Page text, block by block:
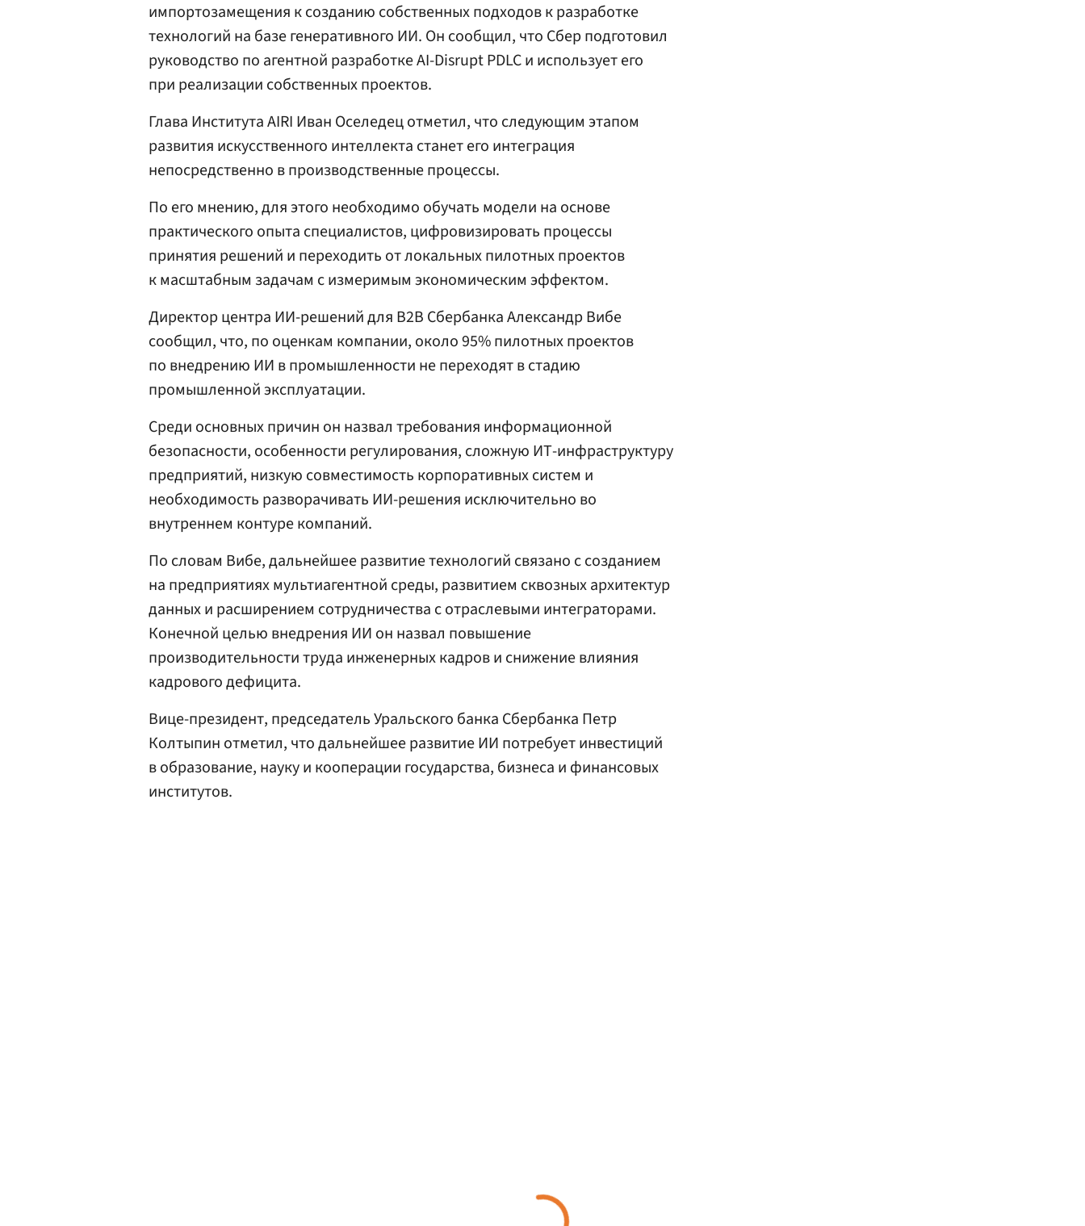
импортозамещения к созданию собственных подходов к разработке
технологий на базе генеративного ИИ. Он сообщил, что Сбер подготовил
руководство по агентной разработке AI-Disrupt PDLC и использует его
при реализации собственных проектов.
Глава Института AIRI Иван Оселедец отметил, что следующим этапом
развития искусственного интеллекта станет его интеграция
непосредственно в производственные процессы.
По его мнению, для этого необходимо обучать модели на основе
практического опыта специалистов, цифровизировать процессы
принятия решений и переходить от локальных пилотных проектов
к масштабным задачам с измеримым экономическим эффектом.
Директор центра ИИ-решений для B2B Сбербанка Александр Вибе
сообщил, что, по оценкам компании, около 95% пилотных проектов
по внедрению ИИ в промышленности не переходят в стадию
промышленной эксплуатации.
Среди основных причин он назвал требования информационной
безопасности, особенности регулирования, сложную ИТ-инфраструктуру
предприятий, низкую совместимость корпоративных систем и
необходимость разворачивать ИИ-решения исключительно во
внутреннем контуре компаний.
По словам Вибе, дальнейшее развитие технологий связано с созданием
на предприятиях мультиагентной среды, развитием сквозных архитектур
данных и расширением сотрудничества с отраслевыми интеграторами.
Конечной целью внедрения ИИ он назвал повышение
производительности труда инженерных кадров и снижение влияния
кадрового дефицита.
Вице-президент, председатель Уральского банка Сбербанка Петр
Колтыпин отметил, что дальнейшее развитие ИИ потребует инвестиций
в образование, науку и кооперации государства, бизнеса и финансовых
институтов.